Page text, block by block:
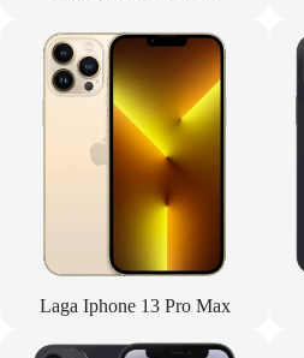
Laga Iphone 13 Pro Max